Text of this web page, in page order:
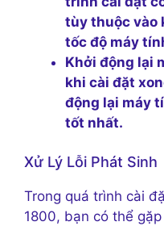
tùy thuộc vào
tốc độ máy
Khởi động lại
khi cài đặt
động lại máy
tốt nhất.
Xử Lý Lỗi Phát Sinh
Trong quá trình cài
1800, bạn có thể